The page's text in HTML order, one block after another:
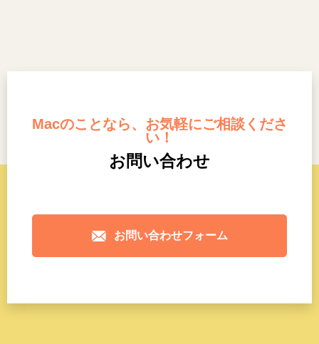
Macのことなら、お気軽にご相談くださ
い！
お問い合わせ
お問い合わせフォーム